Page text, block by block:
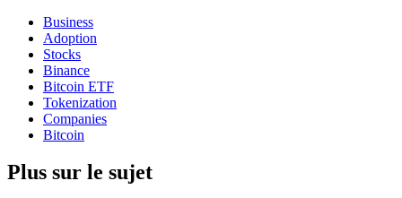
Business
Adoption
Stocks
Binance
Bitcoin ETF
Tokenization
Companies
Bitcoin
Plus sur le sujet